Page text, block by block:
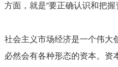
方面，就是“要正确认识和把
社会主义市场经济是一个伟大
必然会有各种形态的资本。资